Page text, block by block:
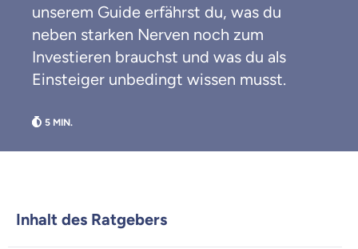
unserem Guide erfährst du, was du
neben starken Nerven noch zum
Investieren brauchst und was du als
Einsteiger unbedingt wissen musst.
Inhalt des Ratgebers
Weil es uns wichtig ist, dass
du dich gut beraten fühlst.